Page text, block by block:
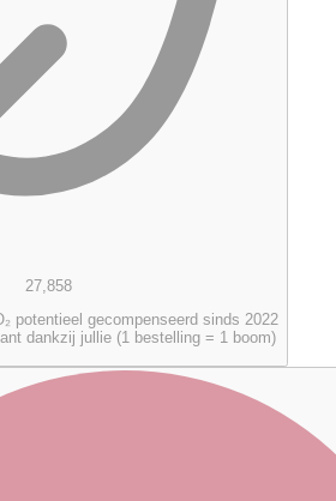
27,858
potentieel gecompenseerd sinds 2022
dankzij jullie (1 bestelling = 1 boom)